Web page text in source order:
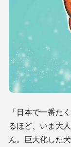
「日本で一番た
るほど、いま大
ん。巨大化した